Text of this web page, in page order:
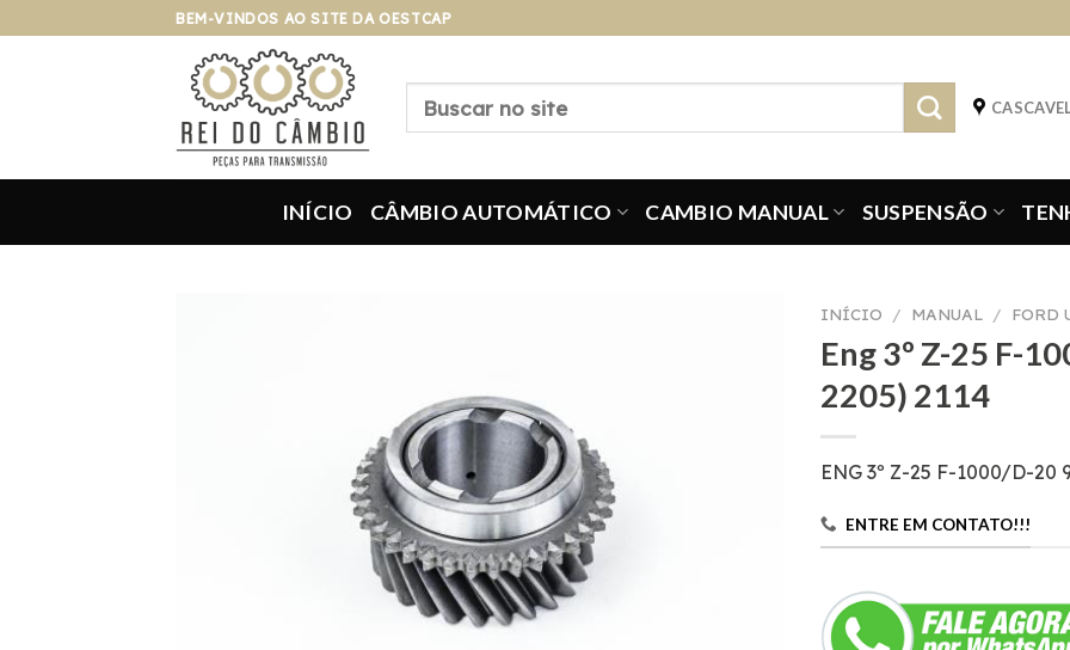
para
BEM-VINDOS AO SITE DA OESTCAP
Pesquisar
INÍCIO CÂMBIO AUTOMÁTICO CAMBIO MANUAL SUSPENSÃO
INÍCIO / MANUAL / FORD
Eng 3º Z-25 F-
2205) 2114
ENG 3º Z-25 F-1000/D-20
ENTRE EM CONTATO!!!